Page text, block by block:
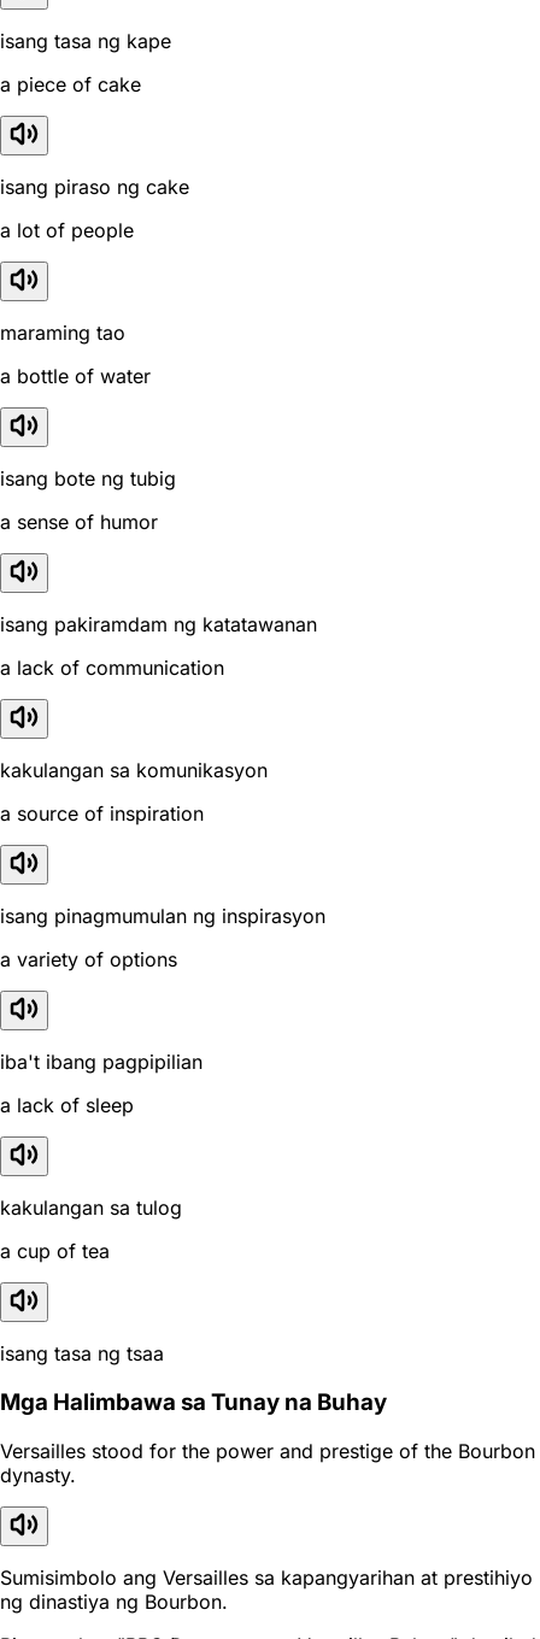
isang tasa ng kape
a piece of cake
isang piraso ng cake
a lot of people
maraming tao
a bottle of water
isang bote ng tubig
a sense of humor
isang pakiramdam ng katatawanan
a lack of communication
kakulangan sa komunikasyon
a source of inspiration
isang pinagmumulan ng inspirasyon
a variety of options
iba't ibang pagpipilian
a lack of sleep
kakulangan sa tulog
a cup of tea
isang tasa ng tsaa
Mga Halimbawa sa Tunay na Buhay
Versailles stood for the power and prestige of the Bourbon
dynasty.
Sumisimbolo ang Versailles sa kapangyarihan at prestihiyo
ng dinastiya ng Bourbon.